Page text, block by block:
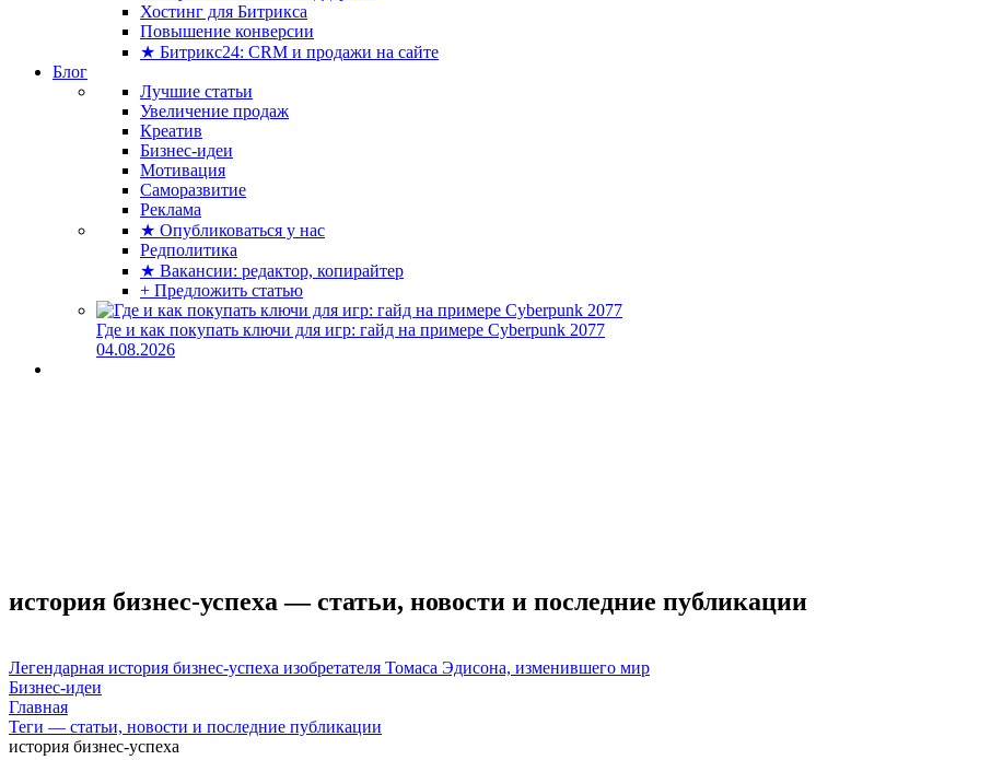
Хостинг для Битрикса
Повышение конверсии
★ Битрикс24: CRM и продажи на сайте
Блог
Лучшие статьи
Увеличение продаж
Креатив
Бизнес-идеи
Мотивация
Саморазвитие
Реклама
★ Опубликоваться у нас
Редполитика
★ Вакансии: редактор, копирайтер
+ Предложить статью
Где и как покупать ключи для игр: гайд на примере Cyberpunk 2077
04.08.2026
история бизнес-успеха — статьи, новости и последние публикации
Легендарная история бизнес-успеха изобретателя Томаса Эдисона, изменившего мир
Бизнес-идеи
Главная
Теги — статьи, новости и последние публикации
история бизнес-успеха